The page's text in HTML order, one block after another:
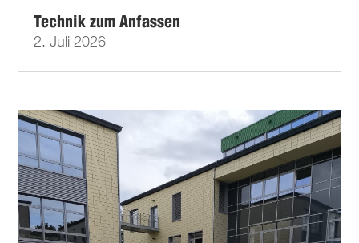
Technik zum Anfassen
2. Juli 2026